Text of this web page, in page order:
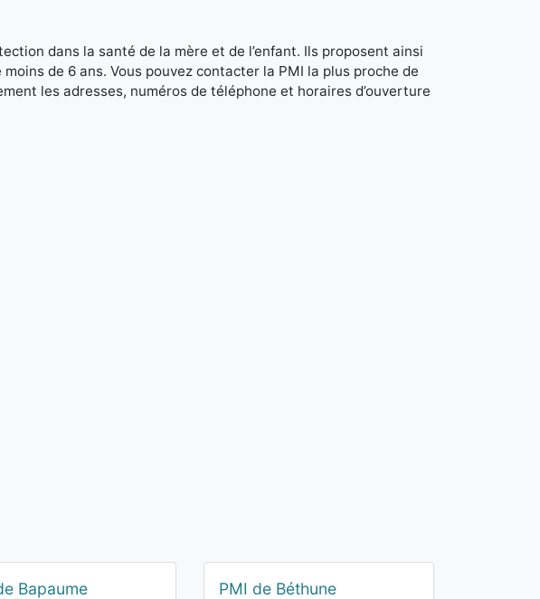
dans la santé de la mère et de l’enfant. Ils proposent ainsi
de 6 ans. Vous pouvez contacter la PMI la plus proche de
les adresses, numéros de téléphone et horaires d’ouverture
Bapaume PMI de Béthune